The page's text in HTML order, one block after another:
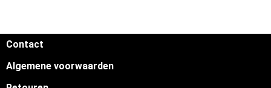
Contact
Algemene voorwaarden